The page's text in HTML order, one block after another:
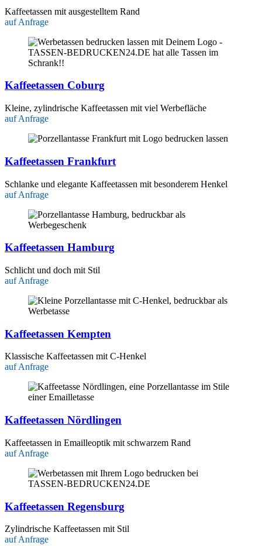
Kaffeetassen mit ausgestelltem Rand
auf Anfrage
Kaffeetassen Coburg
Kleine, zylindrische Kaffeetassen mit viel Werbefläche
auf Anfrage
Kaffeetassen Frankfurt
Schlanke und elegante Kaffeetassen mit besonderem Henkel
auf Anfrage
Kaffeetassen Hamburg
Schlicht und doch mit Stil
auf Anfrage
Kaffeetassen Kempten
Klassische Kaffeetassen mit C-Henkel
auf Anfrage
Kaffeetassen Nördlingen
Kaffeetassen in Emailleoptik mit schwarzem Rand
auf Anfrage
Kaffeetassen Regensburg
Zylindrische Kaffeetassen mit Stil
auf Anfrage